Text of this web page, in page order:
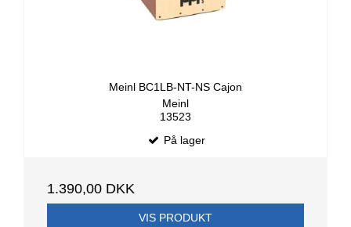
Meinl BC1LB-NT-NS Cajon
Meinl
13523
På lager
1.390,00 DKK
VIS PRODUKT